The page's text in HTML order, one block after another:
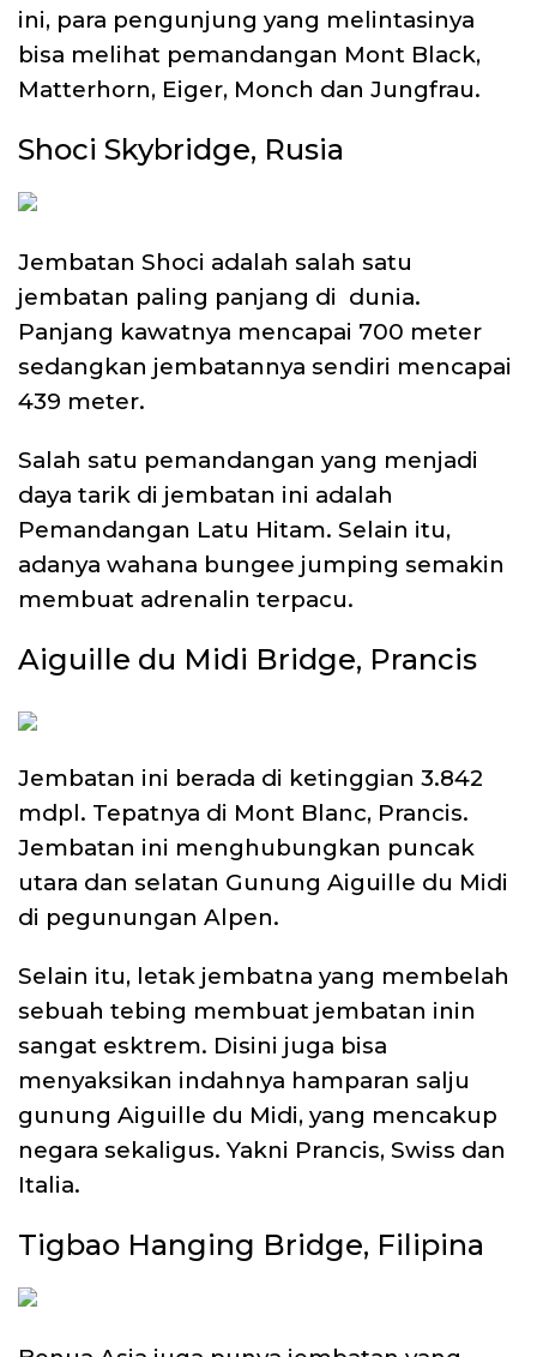
ini, para pengunjung yang melintasinya
bisa melihat pemandangan Mont Black,
Matterhorn, Eiger, Monch dan Jungfrau.
Shoci Skybridge, Rusia
Jembatan Shoci adalah salah satu
jembatan paling panjang di dunia.
Panjang kawatnya mencapai 700 meter
sedangkan jembatannya sendiri mencapai
439 meter.
Salah satu pemandangan yang menjadi
daya tarik di jembatan ini adalah
Pemandangan Latu Hitam. Selain itu,
adanya wahana bungee jumping semakin
membuat adrenalin terpacu.
Aiguille du Midi Bridge, Prancis
Jembatan ini berada di ketinggian 3.842
mdpl. Tepatnya di Mont Blanc, Prancis.
Jembatan ini menghubungkan puncak
utara dan selatan Gunung Aiguille du Midi
di pegunungan Alpen.
Selain itu, letak jembatna yang membelah
sebuah tebing membuat jembatan inin
sangat esktrem. Disini juga bisa
menyaksikan indahnya hamparan salju
gunung Aiguille du Midi, yang mencakup
negara sekaligus. Yakni Prancis, Swiss dan
Italia.
Tigbao Hanging Bridge, Filipina